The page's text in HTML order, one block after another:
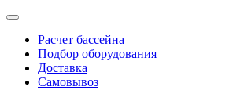
Расчет бассейна
Подбор оборудования
Доставка
Самовывоз